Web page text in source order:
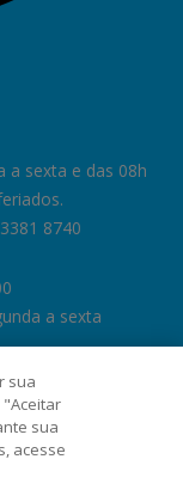
a sexta e das 08h
8740
a sexta
sua
"Aceitar
sua
acesse